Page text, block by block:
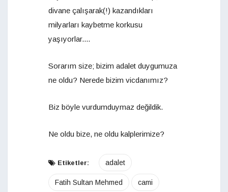
divane çalışarak(!) kazandıkları
milyarları kaybetme korkusu
yaşıyorlar....
Sorarım size; bizim adalet duygumuza
ne oldu? Nerede bizim vicdanımız?
Biz böyle vurdumduymaz değildik.
Ne oldu bize, ne oldu kalplerimize?
Etiketler: adalet
Fatih Sultan Mehmed cami